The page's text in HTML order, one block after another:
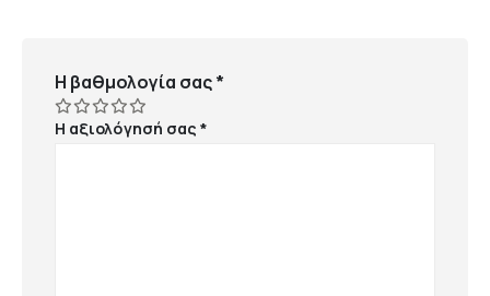
Η βαθμολογία σας*
Η αξιολόγησή σας*